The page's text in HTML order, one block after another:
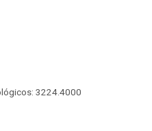
3224.4000